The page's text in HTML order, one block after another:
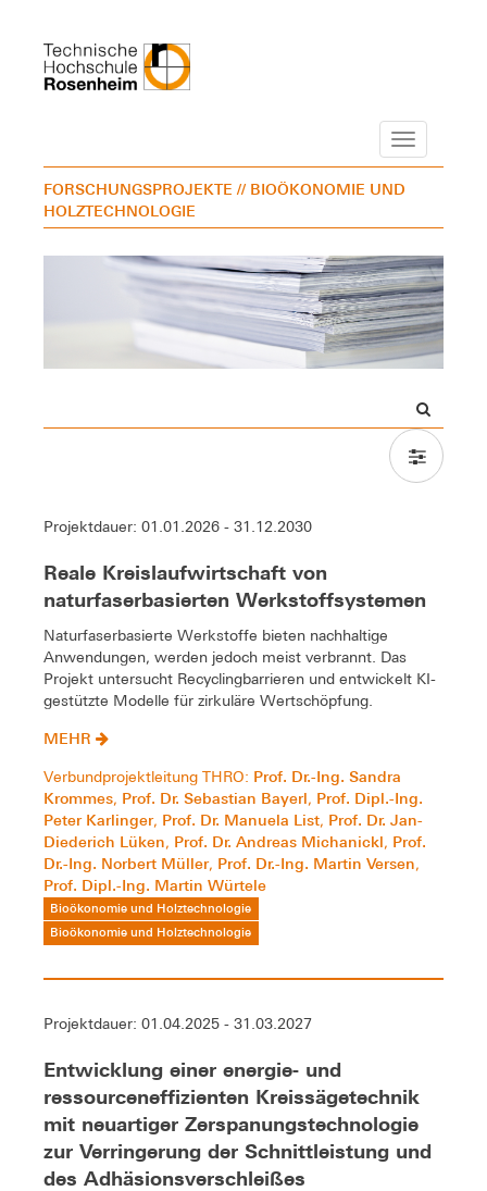
Navigation
FORSCHUNGSPROJEKTE // BIOÖKONOMIE UND
HOLZTECHNOLOGIE
Projektdauer: 01.01.2026 - 31.12.2030
Reale Kreislaufwirtschaft von
naturfaserbasierten Werkstoffsystemen
Naturfaserbasierte Werkstoffe bieten nachhaltige
Anwendungen, werden jedoch meist verbrannt. Das
Projekt untersucht Recyclingbarrieren und entwickelt KI-
gestützte Modelle für zirkuläre Wertschöpfung.
MEHR
Verbundprojektleitung THRO: Prof. Dr.-Ing. Sandra
Krommes, Prof. Dr. Sebastian Bayerl, Prof. Dipl.-Ing.
Peter Karlinger, Prof. Dr. Manuela List, Prof. Dr. Jan-
Diederich Lüken, Prof. Dr. Andreas Michanickl, Prof.
Dr.-Ing. Norbert Müller, Prof. Dr.-Ing. Martin Versen,
Prof. Dipl.-Ing. Martin Würtele
Bioökonomie und Holztechnologie
Bioökonomie und Holztechnologie
Projektdauer: 01.04.2025 - 31.03.2027
Entwicklung einer energie- und
ressourceneffizienten Kreissägetechnik
mit neuartiger Zerspanungstechnologie
zur Verringerung der Schnittleistung und
des Adhäsionsverschleißes